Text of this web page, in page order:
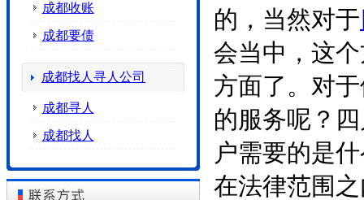
成都收账
成都要债
成都找人寻人公司
成都寻人
成都找人
的，当然对于
会当中，这
方面了。对
的服务呢？
户需要的是
在法律范围